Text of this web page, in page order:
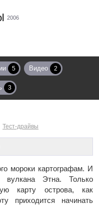
2006
5 Видео 2
3
Тест-драйвы
мороки картографам. И
вулкана Этна. Только
карту острова, как
приходится начинать